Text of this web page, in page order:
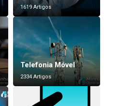
1619 Artigos
Telefonia Móvel
2334 Artigos